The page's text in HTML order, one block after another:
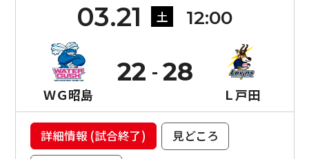
03.21 土 12:00
ＷＧ昭島
22
Ｌ戸田
28
詳細情報 (試合終了)
見どころ